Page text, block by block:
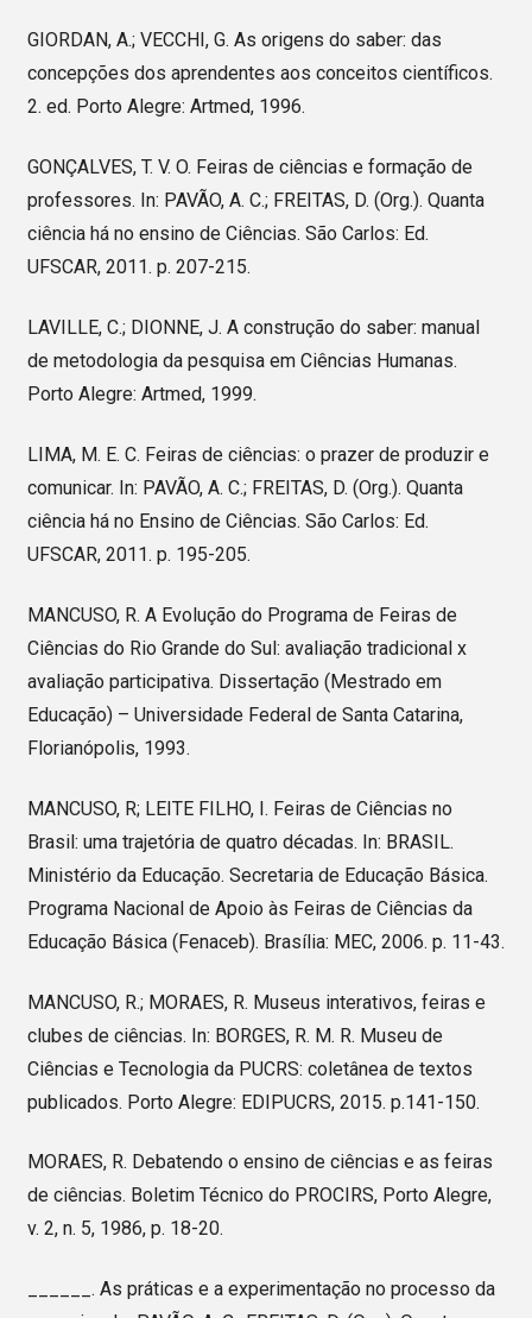
GIORDAN, A.; VECCHI, G. As origens do saber: das
concepções dos aprendentes aos conceitos científicos.
2. ed. Porto Alegre: Artmed, 1996.
GONÇALVES, T. V. O. Feiras de ciências e formação de
professores. In: PAVÃO, A. C.; FREITAS, D. (Org.). Quanta
ciência há no ensino de Ciências. São Carlos: Ed.
UFSCAR, 2011. p. 207-215.
LAVILLE, C.; DIONNE, J. A construção do saber: manual
de metodologia da pesquisa em Ciências Humanas.
Porto Alegre: Artmed, 1999.
LIMA, M. E. C. Feiras de ciências: o prazer de produzir e
comunicar. In: PAVÃO, A. C.; FREITAS, D. (Org.). Quanta
ciência há no Ensino de Ciências. São Carlos: Ed.
UFSCAR, 2011. p. 195-205.
MANCUSO, R. A Evolução do Programa de Feiras de
Ciências do Rio Grande do Sul: avaliação tradicional x
avaliação participativa. Dissertação (Mestrado em
Educação) – Universidade Federal de Santa Catarina,
Florianópolis, 1993.
MANCUSO, R; LEITE FILHO, I. Feiras de Ciências no
Brasil: uma trajetória de quatro décadas. In: BRASIL.
Ministério da Educação. Secretaria de Educação Básica.
Programa Nacional de Apoio às Feiras de Ciências da
Educação Básica (Fenaceb). Brasília: MEC, 2006. p. 11-43.
MANCUSO, R.; MORAES, R. Museus interativos, feiras e
clubes de ciências. In: BORGES, R. M. R. Museu de
Ciências e Tecnologia da PUCRS: coletânea de textos
publicados. Porto Alegre: EDIPUCRS, 2015. p.141-150.
MORAES, R. Debatendo o ensino de ciências e as feiras
de ciências. Boletim Técnico do PROCIRS, Porto Alegre,
v. 2, n. 5, 1986, p. 18-20.
______. As práticas e a experimentação no processo da